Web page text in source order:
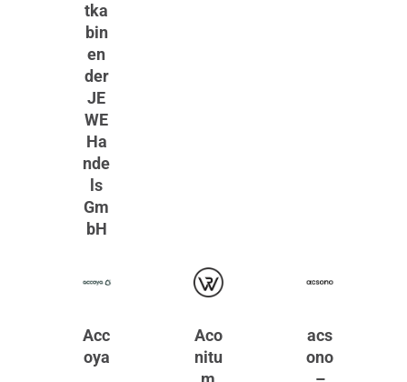
tka
bin
en
der
JE
WE
Ha
nde
ls
Gm
bH
Acc
oya
Aco
nitu
acs
ono